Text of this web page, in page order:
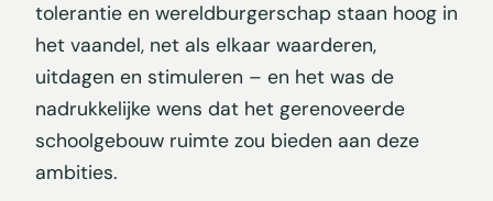
tolerantie en wereldburgerschap staan hoog in
het vaandel, net als elkaar waarderen,
uitdagen en stimuleren – en het was de
nadrukkelijke wens dat het gerenoveerde
schoolgebouw ruimte zou bieden aan deze
ambities.